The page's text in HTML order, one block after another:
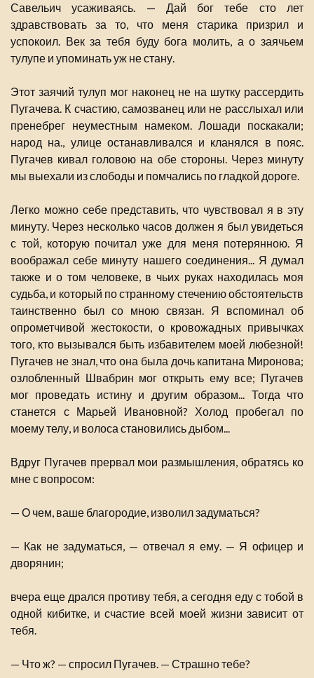
Савельич усаживаясь. — Дай бог тебе сто лет
здравствовать за то, что меня старика призрил и
успокоил. Век за тебя буду бога молить, а о заячьем
тулупе и упоминать уж не стану.
Этот заячий тулуп мог наконец не на шутку рассердить
Пугачева. К счастию, самозванец или не расслыхал или
пренебрег неуместным намеком. Лошади поскакали;
народ на., улице останавливался и кланялся в пояс.
Пугачев кивал головою на обе стороны. Через минуту
мы выехали из слободы и помчались по гладкой дороге.
Легко можно себе представить, что чувствовал я в эту
минуту. Через несколько часов должен я был увидеться
с той, которую почитал уже для меня потерянною. Я
воображал себе минуту нашего соединения... Я думал
также и о том человеке, в чьих руках находилась моя
судьба, и который по странному стечению обстоятельств
таинственно был со мною связан. Я вспоминал об
опрометчивой жестокости, о кровожадных привычках
того, кто вызывался быть избавителем моей любезной!
Пугачев не знал, что она была дочь капитана Миронова;
озлобленный Швабрин мог открыть ему все; Пугачев
мог проведать истину и другим образом... Тогда что
станется с Марьей Ивановной? Холод пробегал по
моему телу, и волоса становились дыбом...
Вдруг Пугачев прервал мои размышления, обратясь ко
мне с вопросом:
— О чем, ваше благородие, изволил задуматься?
— Как не задуматься, — отвечал я ему. — Я офицер и
дворянин;
вчера еще дрался противу тебя, а сегодня еду с тобой в
одной кибитке, и счастие всей моей жизни зависит от
тебя.
— Что ж? — спросил Пугачев. — Страшно тебе?